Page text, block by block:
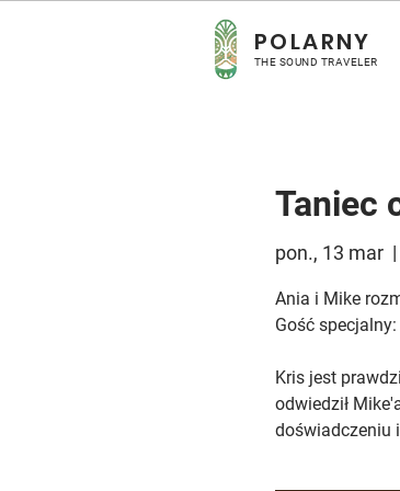
POLARNY
THE SOUND TRAVELER
Taniec
pon., 13 mar
  |
Ania i Mike
Gość
Kris jest
odwiedził
doświadczeniu